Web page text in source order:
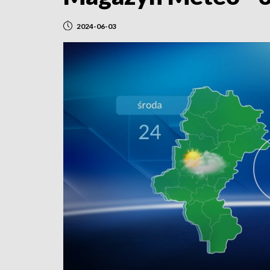
2024-06-03